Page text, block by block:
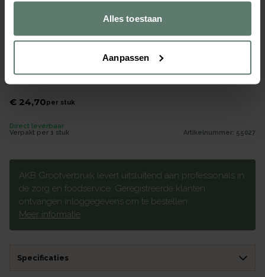
Alles toestaan
Aanpassen
Isoleerkan Gastroline onbrkbr 18/10 mat 1,20L
€ 24,70per stuk
Direct leverbaar
Verpakt per 1 stuk Artikelnummer: 55027
AKB Grootverbruik levert uitsluitend aan professionals in
de zorg en foodservice. Geregistreerde klanten
ontvangen inloggegevens om te bestellen.
Meer informatie
Specificaties